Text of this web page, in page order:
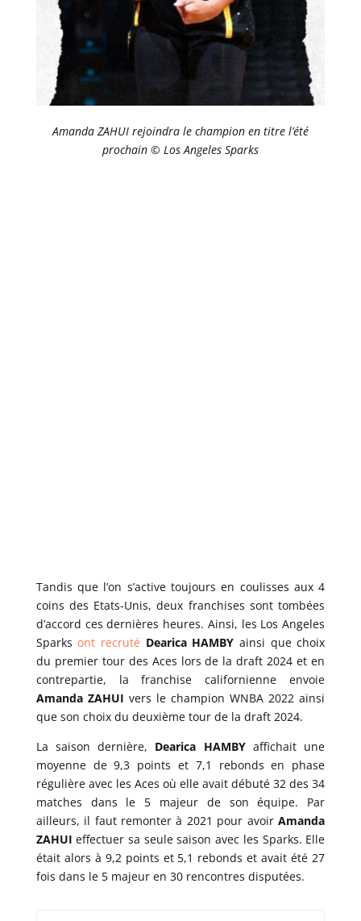
Amanda ZAHUI rejoindra le champion en titre l’été
prochain © Los Angeles Sparks
Tandis que l’on s’active toujours en coulisses aux 4
coins des Etats-Unis, deux franchises sont tombées
d’accord ces dernières heures. Ainsi, les Los Angeles
Sparksont recruté Dearica HAMBY ainsi que choix
du premier tour des Aces lors de la draft 2024 et en
contrepartie, la franchise californienne envoie
Amanda ZAHUI vers le champion WNBA 2022 ainsi
que son choix du deuxième tour de la draft 2024.
La saison dernière, Dearica HAMBYaffichait une
moyenne de 9,3 points et 7,1 rebonds en phase
régulière avec les Aces où elle avait débuté 32 des 34
matches dans le 5 majeur de son équipe. Par
ailleurs, il faut remonter à 2021 pour avoirAmanda
ZAHUI effectuer sa seule saison avec les Sparks. Elle
était alors à 9,2 points et 5,1 rebonds et avait été 27
fois dans le 5 majeur en 30 rencontres disputées.